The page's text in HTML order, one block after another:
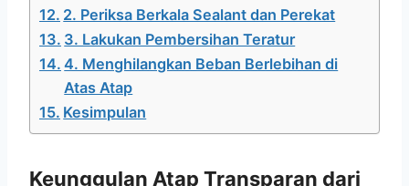
2. Periksa Berkala Sealant dan Perekat
3. Lakukan Pembersihan Teratur
4. Menghilangkan Beban Berlebihan di
Atas Atap
Kesimpulan
Keunggulan Atap Transparan dari